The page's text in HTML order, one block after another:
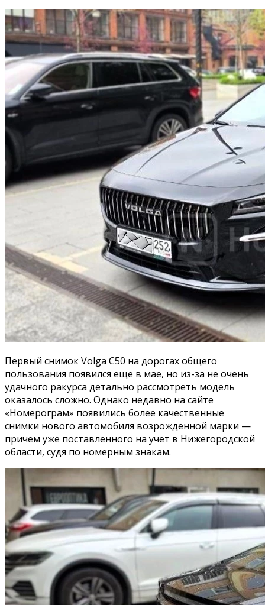
Первый снимок Volga C50 на дорогах общего
пользования появился еще в мае, но из-за не очень
удачного ракурса детально рассмотреть модель
оказалось сложно. Однако недавно на сайте
«Номерограм» появились более качественные
снимки нового автомобиля возрожденной марки —
причем уже поставленного на учет в Нижегородской
области, судя по номерным знакам.